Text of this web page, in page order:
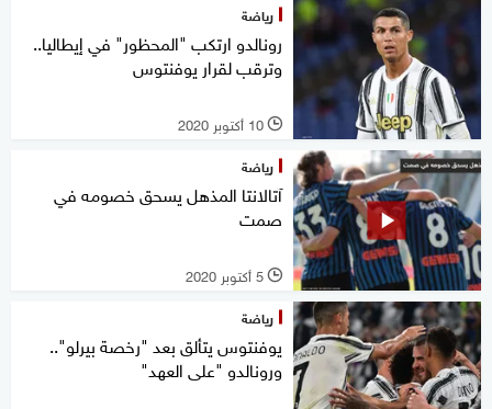
رياضة
رونالدو ارتكب "المحظور" في إيطاليا..
وترقب لقرار يوفنتوس
l 10 أكتوبر 2020
رياضة
آتالانتا المذهل يسحق خصومه في
صمت
l 5 أكتوبر 2020
رياضة
يوفنتوس يتألق بعد "رخصة بيرلو"..
ورونالدو "على العهد"